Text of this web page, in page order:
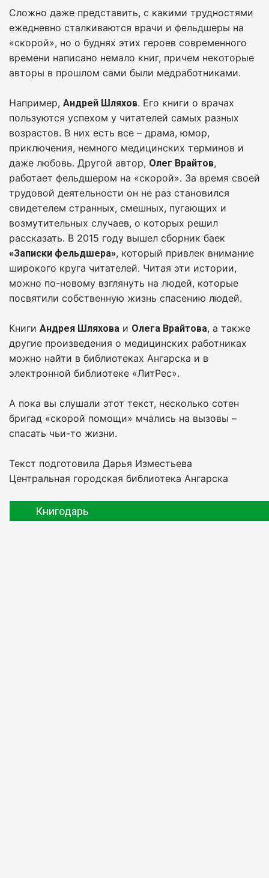
Сложно даже представить, с какими трудностями
ежедневно сталкиваются врачи и фельдшеры на
«скорой», но о буднях этих героев современного
времени написано немало книг, причем некоторые
авторы в прошлом сами были медработниками.
Например, Андрей Шляхов. Его книги о врачах
пользуются успехом у читателей самых разных
возрастов. В них есть все – драма, юмор,
приключения, немного медицинских терминов и
даже любовь. Другой автор, Олег Врайтов,
работает фельдшером на «скорой». За время своей
трудовой деятельности он не раз становился
свидетелем странных, смешных, пугающих и
возмутительных случаев, о которых решил
рассказать. В 2015 году вышел сборник баек
«Записки фельдшера», который привлек внимание
широкого круга читателей. Читая эти истории,
можно по-новому взглянуть на людей, которые
посвятили собственную жизнь спасению людей.
Книги Андрея Шляхова и Олега Врайтова, а также
другие произведения о медицинских работниках
можно найти в библиотеках Ангарска и в
электронной библиотеке «ЛитРес».
А пока вы слушали этот текст, несколько сотен
бригад «скорой помощи» мчались на вызовы –
спасать чьи-то жизни.
Текст подготовила Дарья Изместьева
Центральная городская библиотека Ангарска
Книгодарь